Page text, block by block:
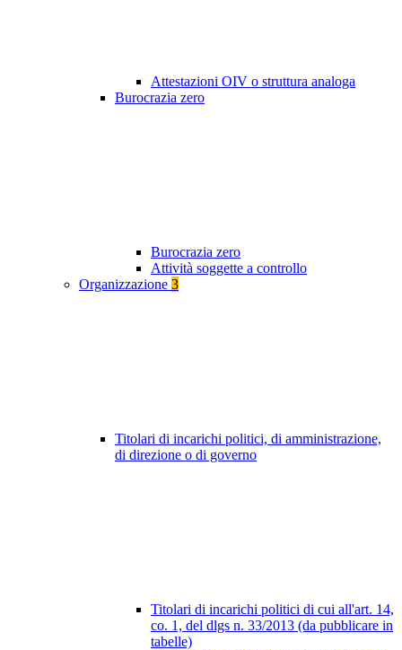
Attestazioni OIV o struttura analoga
Burocrazia zero
Burocrazia zero
Attività soggette a controllo
Organizzazione 3
Titolari di incarichi politici, di amministrazione,
di direzione o di governo
Titolari di incarichi politici di cui all'art. 14,
co. 1, del dlgs n. 33/2013 (da pubblicare in
tabelle)